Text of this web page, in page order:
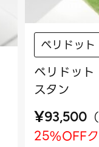
ペリドット
ペリドッ
スタン
¥93,500 （
25%OFF